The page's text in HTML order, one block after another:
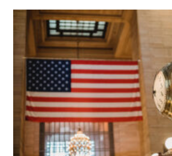
b
o
o
k
n
g
e
r
r dI
n
A
p
p
r
a